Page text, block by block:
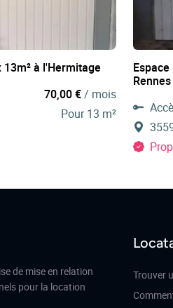
13m² à l'Hermitage
70,00 €/ mois
Pour 13 m²
Rennes
de mise en relation
pour la location
Trouver